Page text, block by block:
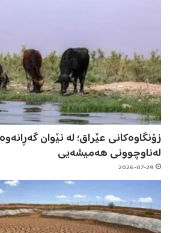
زۆنگاوەکانی عێراق؛ لە نێوان
لەناوچوونی هەمیشەیی
2026-07-29